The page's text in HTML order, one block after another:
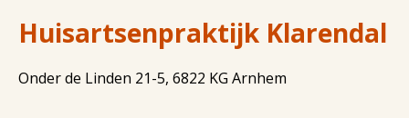
Huisartsenpraktijk Klarendal
Onder de Linden 21-5, 6822 KG Arnhem